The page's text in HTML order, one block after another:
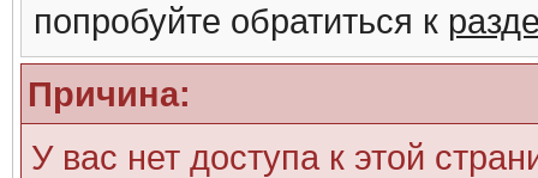
попробуйте обратиться к
Причина:
У вас нет доступа к этой